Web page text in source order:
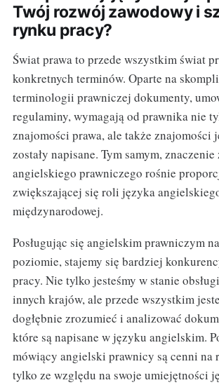
Twój rozwój zawodowy i
rynku pracy?
Świat prawa to przede wszystkim świat
konkretnych terminów. Oparte na
terminologii prawniczej dokumenty,
regulaminy, wymagają od prawnika nie
znajomości prawa, ale także znajomości
zostały napisane. Tym samym,
angielskiego prawniczego rośnie
zwiększającej się roli języka
międzynarodowej.
Posługując się angielskim prawniczym
poziomie, stajemy się bardziej
pracy. Nie tylko jesteśmy w stanie
innych krajów, ale przede wszystkim
dogłębnie zrozumieć i analizować
które są napisane w języku angielskim.
mówiący angielski prawnicy są cenni na
tylko ze względu na swoje umiejętności